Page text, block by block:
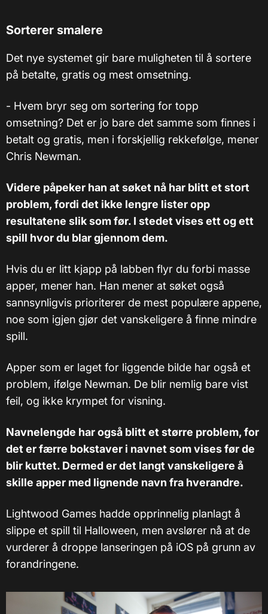
Sorterer smalere
Det nye systemet gir bare muligheten til å sortere
på betalte, gratis og mest omsetning.
- Hvem bryr seg om sortering for topp
omsetning? Det er jo bare det samme som finnes i
betalt og gratis, men i forskjellig rekkefølge, mener
Chris Newman.
Videre påpeker han at søket nå har blitt et stort
problem, fordi det ikke lengre lister opp
resultatene slik som før. I stedet vises ett og ett
spill hvor du blar gjennom dem.
Hvis du er litt kjapp på labben flyr du forbi masse
apper, mener han. Han mener at søket også
sannsynligvis prioriterer de mest populære appene,
noe som igjen gjør det vanskeligere å finne mindre
spill.
Apper som er laget for liggende bilde har også et
problem, ifølge Newman. De blir nemlig bare vist
feil, og ikke krympet for visning.
Navnelengde har også blitt et større problem, for
det er færre bokstaver i navnet som vises før de
blir kuttet. Dermed er det langt vanskeligere å
skille apper med lignende navn fra hverandre.
Lightwood Games hadde opprinnelig planlagt å
slippe et spill til Halloween, men avslører nå at de
vurderer å droppe lanseringen på iOS på grunn av
forandringene.